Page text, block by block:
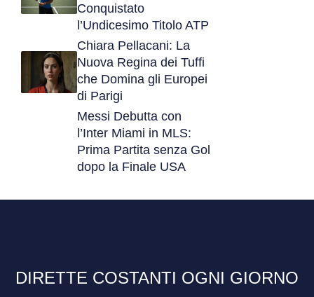
Conquistato
l’Undicesimo Titolo ATP
Chiara Pellacani: La
Nuova Regina dei Tuffi
che Domina gli Europei
di Parigi
Messi Debutta con
l’Inter Miami in MLS:
Prima Partita senza Gol
dopo la Finale USA
DIRETTE COSTANTI OGNI GIORNO